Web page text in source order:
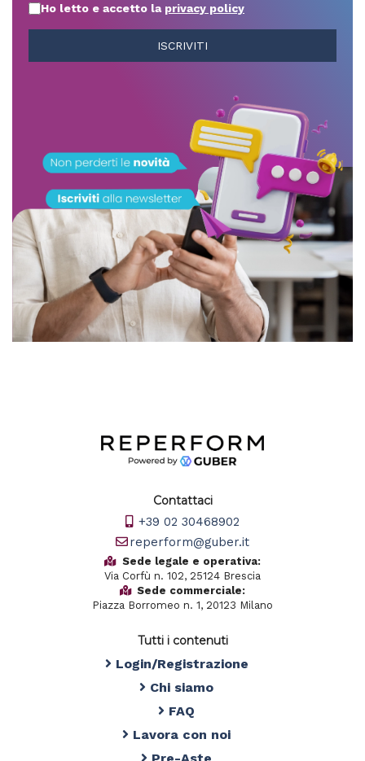
Ho letto e accetto la privacy policy
Contattaci
+39 02 30468902
reperform@guber.it
Sede legale e operativa:
Via Corfù n. 102, 25124 Brescia
Sede commerciale:
Piazza Borromeo n. 1, 20123 Milano
Tutti i contenuti
Login/Registrazione
Chi siamo
FAQ
Lavora con noi